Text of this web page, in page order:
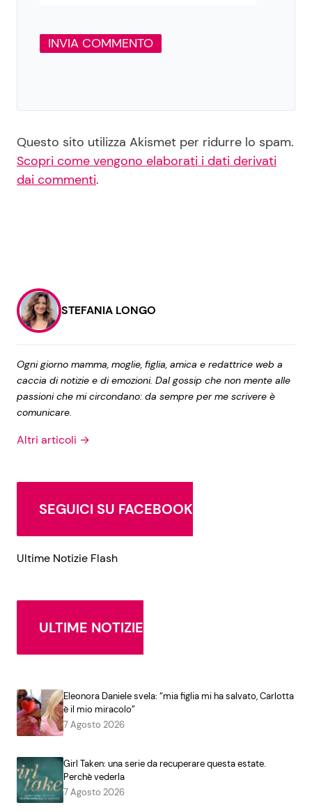
Questo sito utilizza Akismet per ridurre lo spam.
Scopri come vengono elaborati i dati derivati
dai commenti.
STEFANIA LONGO
Ogni giorno mamma, moglie, figlia, amica e redattrice web a
caccia di notizie e di emozioni. Dal gossip che non mente alle
passioni che mi circondano: da sempre per me scrivere è
comunicare.
Altri articoli →
SEGUICI SU FACEBOOK
Ultime Notizie Flash
ULTIME NOTIZIE
Eleonora Daniele svela: “mia figlia mi ha salvato, Carlotta
è il mio miracolo”
7 Agosto 2026
Girl Taken: una serie da recuperare questa estate.
Perchè vederla
7 Agosto 2026